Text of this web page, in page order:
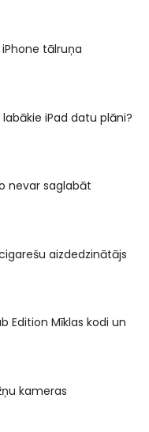
tālruņa
iPad datu plāni?
nevar saglabāt
aizdedzinātājs
Edition Mīklas kodi un
kameras